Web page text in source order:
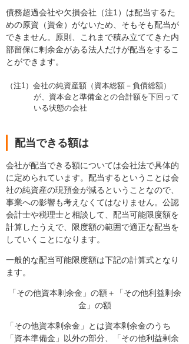
債務超過会社や欠損会社（注1）は配当するた
めの原資（資金）がないため、そもそも配当が
できません。原則、これまで積み立ててきた内
部留保に剰余金がある法人だけが配当をするこ
とができます。
（注1）会社の純資産額（資本総額－負債総額）
が、資本金と準備金との合計額を下回って
いる状態の会社
配当できる額は
会社が配当できる額については会社法で具体的
に定められています。配当するということは会
社の純資産の現預金が減るということなので、
事業への影響も考えなくてはなりません。公認
会計士や税理士と相談して、配当可能限度額を
計算したうえで、限度額の範囲で適正な配当を
していくことになります。
一般的な配当可能限度額は下記の計算式となり
ます。
「その他資本剰余金」の額＋「その他利益剰余
金」の額
「その他資本剰余金」とは資本剰余金のうち
「資本準備金」以外の部分、「その他利益剰余